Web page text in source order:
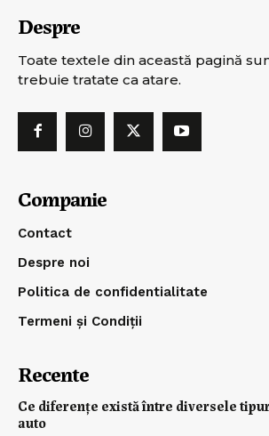
Despre
Toate textele din această pagină
trebuie tratate ca atare.
Companie
Contact
Despre noi
Politica de confidentialitate
Termeni și Condiții
Recente
Ce diferențe există între diversele
auto